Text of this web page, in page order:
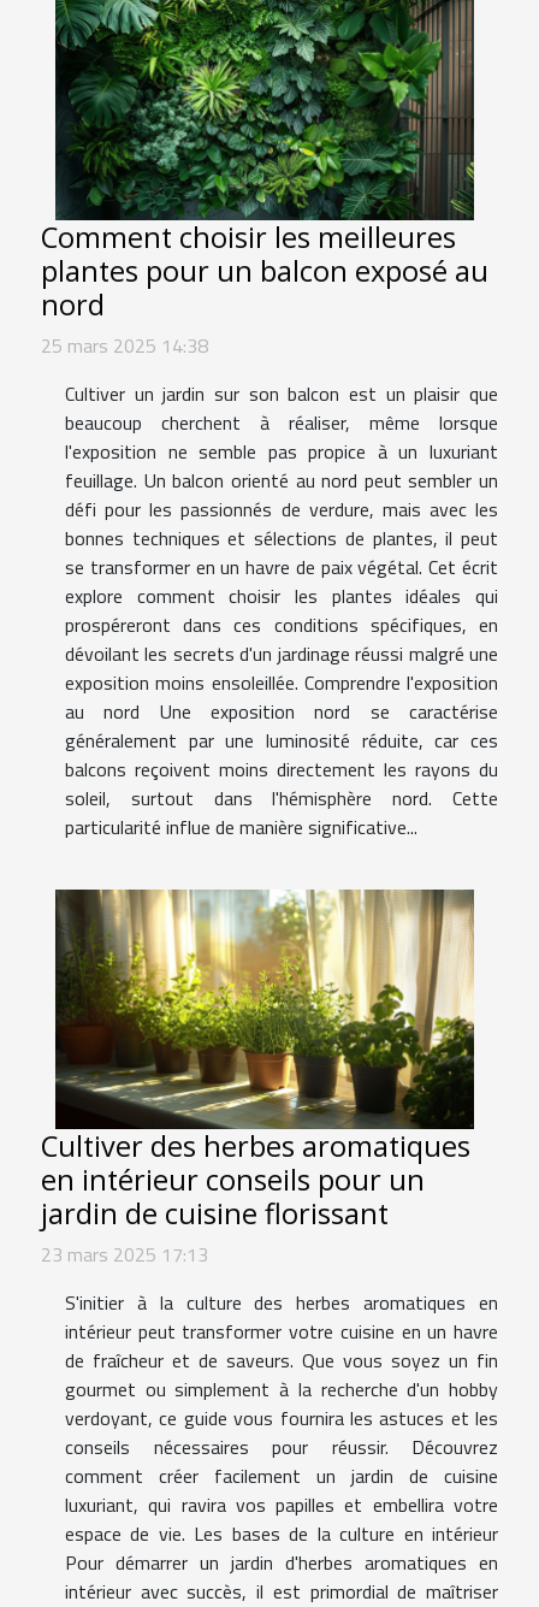
Comment choisir les meilleures
plantes pour un balcon exposé au
nord
25 mars 2025 14:38
Cultiver un jardin sur son balcon est un plaisir que
beaucoup cherchent à réaliser, même lorsque
l'exposition ne semble pas propice à un luxuriant
feuillage. Un balcon orienté au nord peut sembler un
défi pour les passionnés de verdure, mais avec les
bonnes techniques et sélections de plantes, il peut
se transformer en un havre de paix végétal. Cet écrit
explore comment choisir les plantes idéales qui
prospéreront dans ces conditions spécifiques, en
dévoilant les secrets d'un jardinage réussi malgré une
exposition moins ensoleillée. Comprendre l'exposition
au nord Une exposition nord se caractérise
généralement par une luminosité réduite, car ces
balcons reçoivent moins directement les rayons du
soleil, surtout dans l'hémisphère nord. Cette
particularité influe de manière significative...
Cultiver des herbes aromatiques
en intérieur conseils pour un
jardin de cuisine florissant
23 mars 2025 17:13
S'initier à la culture des herbes aromatiques en
intérieur peut transformer votre cuisine en un havre
de fraîcheur et de saveurs. Que vous soyez un fin
gourmet ou simplement à la recherche d'un hobby
verdoyant, ce guide vous fournira les astuces et les
conseils nécessaires pour réussir. Découvrez
comment créer facilement un jardin de cuisine
luxuriant, qui ravira vos papilles et embellira votre
espace de vie. Les bases de la culture en intérieur
Pour démarrer un jardin d'herbes aromatiques en
intérieur avec succès, il est primordial de maîtriser